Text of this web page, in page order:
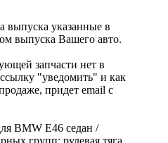
выпуска указанные в
выпуска Вашего авто.
запчасти нет в
"уведомить" и как
придет email с
BMW E46 седан /